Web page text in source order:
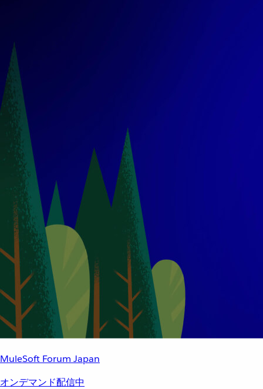
MuleSoft Forum Japan
オンデマンド配信中